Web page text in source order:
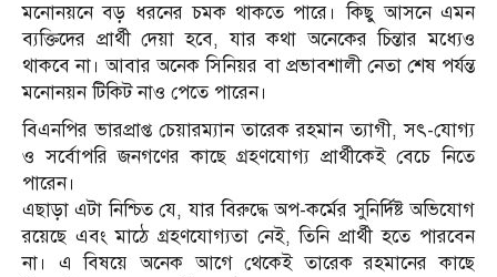
মনোনয়নে বড় ধরনের চমক থাকতে পারে। কিছু আসনে এমন
ব্যক্তিদের প্রার্থী দেয়া হবে, যার কথা অনেকের চিন্তার মধ্যেও
থাকবে না। আবার অনেক সিনিয়র বা প্রভাবশালী নেতা শেষ পর্যন্ত
মনোনয়ন টিকিট নাও পেতে পারেন।
বিএনপির ভারপ্রাপ্ত চেয়ারম্যান তারেক রহমান ত্যাগী, সৎ-যোগ্য
ও সর্বোপরি জনগণের কাছে গ্রহণযোগ্য প্রার্থীকেই বেচে নিতে
পারেন।
এছাড়া এটা নিশ্চিত যে, যার বিরুদ্ধে অপ-কর্মের সুনির্দিষ্ট অভিযোগ
রয়েছে এবং মাঠে গ্রহণযোগ্যতা নেই, তিনি প্রার্থী হতে পারবেন
না। এ বিষয়ে অনেক আগে থেকেই তারেক রহমানের কাছে